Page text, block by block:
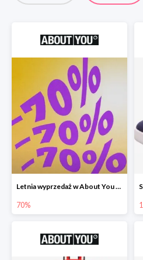
Letnia wyprzedaż w About You do -70%
70%